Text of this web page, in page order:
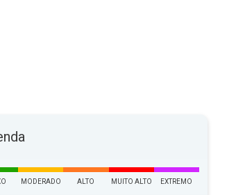
MODERADO ALTO MUITO ALTO EXTREMO